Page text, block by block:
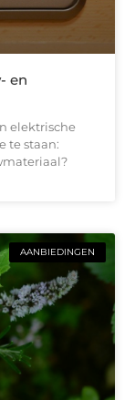
en
elektrische
te staan:
AANBIEDINGEN